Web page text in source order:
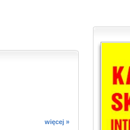
więcej »